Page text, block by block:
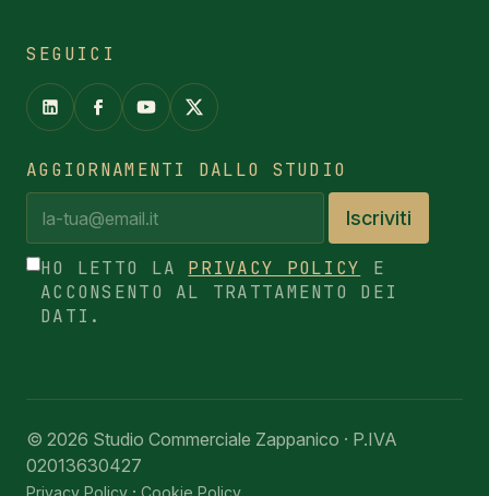
SEGUICI
AGGIORNAMENTI DALLO STUDIO
Iscriviti
HO LETTO LA PRIVACY POLICY
E
ACCONSENTO AL TRATTAMENTO DEI
DATI.
© 2026 Studio Commerciale Zappanico · P.IVA
02013630427